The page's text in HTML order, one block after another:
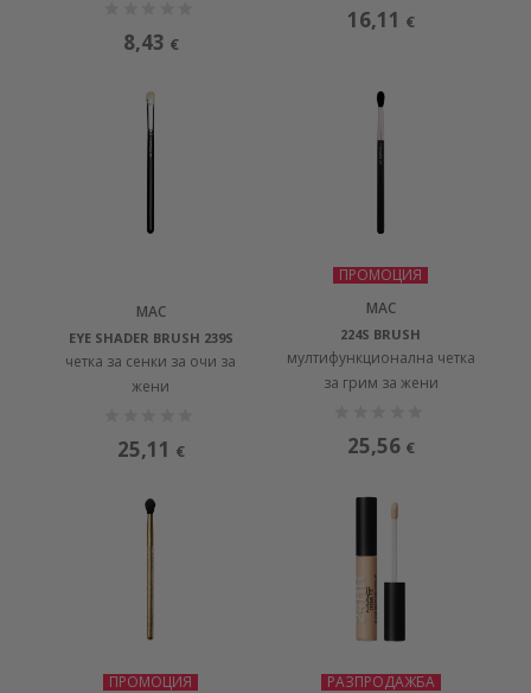
8,43 €
16,11 €
MAC
EYE SHADER BRUSH 239S
четка за сенки за очи за
жени
25,11 €
ПРОМОЦИЯ
MAC
224S BRUSH
мултифункционална четка
за грим за жени
25,56 €
ПРОМОЦИЯ
РАЗПРОДАЖБА